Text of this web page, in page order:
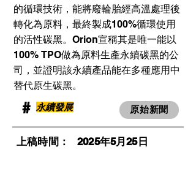
的循環技術，能將廢輪胎經高溫處理後
轉化為原料，最終製成100%循環使用
的活性碳黑。Orion宣稱其是唯一能以
100% TPO做為原料生產永續碳黑的公
司，並證明該永續產品能在多種應用中
替代原生碳黑。
​# 永續發展 原始新聞
​上稿時間： 2025年5月25日